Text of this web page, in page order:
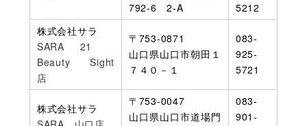
792-6 2-A
5212
株式会社サラ
SARA 21
Beauty Sight
店
〒753-0871
山口県山口市朝田１
７４０－１
083-
925-
5721
株式会社サラ
〒753-0047
山口県山口市道場門
083-
901-